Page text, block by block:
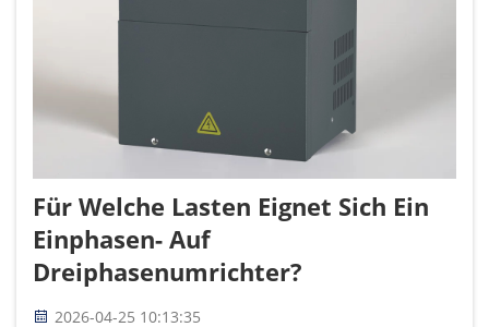
Für Welche Lasten Eignet Sich Ein
Einphasen- Auf
Dreiphasenumrichter?
2026-04-25 10:13:35